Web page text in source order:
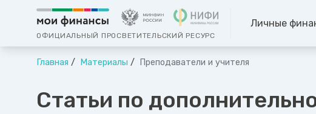
ОФИЦИАЛЬНЫЙ ПРОСВЕТИТЕЛЬСКИЙ РЕСУРС
Личные
Главная Материалы Преподаватели и учителя
Статьи по